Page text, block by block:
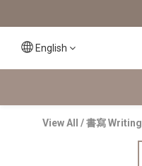
English
View All /書寫 Writing